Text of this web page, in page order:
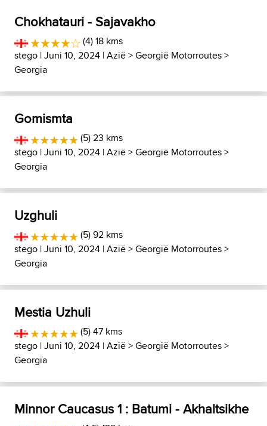
Chokhatauri - Sajavakho
(4) 18 kms
stego | Juni 10, 2024 |Azië>Georgië Motorroutes>
Georgia
Gomismta
(5) 23 kms
stego | Juni 10, 2024 |Azië>Georgië Motorroutes>
Georgia
Uzghuli
(5) 92 kms
stego | Juni 10, 2024 |Azië>Georgië Motorroutes>
Georgia
Mestia Uzhuli
(5) 47 kms
stego | Juni 10, 2024 |Azië>Georgië Motorroutes>
Georgia
Minnor Caucasus 1 : Batumi - Akhaltsikhe